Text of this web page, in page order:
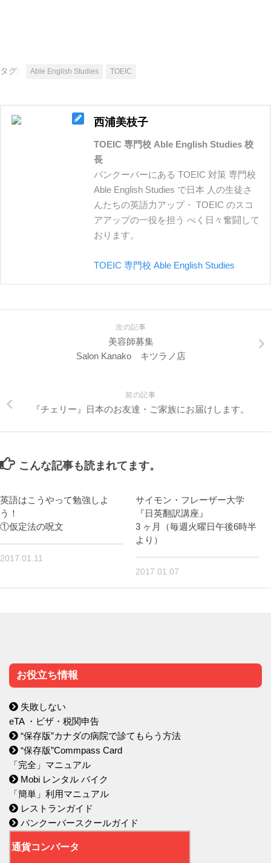
タグ: Able English Studies TOEIC
西浦美枝子
TOEIC 専門校 Able English Studies 校
長
バンクーバーにある TOEIC 対策 専門校
Able English Studies で日本 人の生徒さ
んたちの英語力アップ・ TOEIC のスコ
アアップの一役を担う べく日々奮闘して
おります。
TOEIC 専門校 Able English Studies
次の記事
美容師募集
Salon Kanako キツラノ店
前の記事
『チェリー』日本のお友達・ご家族にお届けします。
こんな記事も読まれてます。
英語はこうやって勉強しよ
う！
①仮定法の呪文
2017.01.11
サイモン・フレーザー大学
『日英翻訳講座』
3 ヶ月（毎週火曜日午後6時半
より）
2017.01.07
お役立ち情報
失敗しない
eTA ・ビザ・税関申告
“保存版”カナダの病院で診てもらう方法
“保存版”Commpass Card
「完全」マニュアル
Mobi レンタル バイク
「簡単」利用マニュアル
レストランガイド
バンクーバースクールガイド